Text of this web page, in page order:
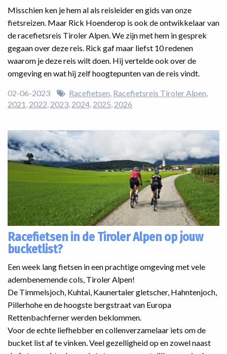
Misschien ken je hem al als reisleider en gids van onze
fietsreizen. Maar Rick Hoenderop is ook de ontwikkelaar van
de racefietsreis Tiroler Alpen. We zijn met hem in gesprek
gegaan over deze reis. Rick gaf maar liefst 10 redenen
waarom je deze reis wilt doen. Hij vertelde ook over de
omgeving en wat hij zelf hoogtepunten van de reis vindt.
02-06-2023 Racefietsen Racefietsreis Tiroler Alpen
2021 2022 2023 2024 2025 2026
Racefietsen in de Tiroler Alpen op jouw
bucketlist?
Een week lang fietsen in een prachtige omgeving met vele
adembenemende cols, Tiroler Alpen!
De Timmelsjoch, Kuhtai, Kaunertaler gletscher, Hahntenjoch,
Pillerhohe en de hoogste bergstraat van Europa
Rettenbachferner werden beklommen.
Voor de echte liefhebber en collenverzamelaar iets om de
bucket list af te vinken. Veel gezelligheid op en zowel naast